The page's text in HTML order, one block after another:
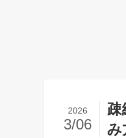
疎
み
2026
3/06